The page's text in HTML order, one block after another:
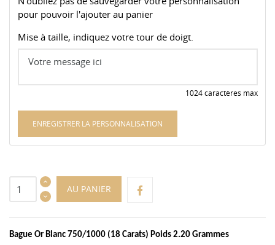
pour pouvoir l'ajouter au panier
Mise à taille, indiquez votre tour de doigt.
1024 caractères max
ENREGISTRER LA PERSONNALISATION
AU PANIER
Bague Or Blanc 750/1000 (18 Carats) Poids 2.20 Grammes